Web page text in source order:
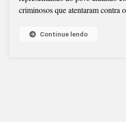
criminosos que atentaram
Continue lendo